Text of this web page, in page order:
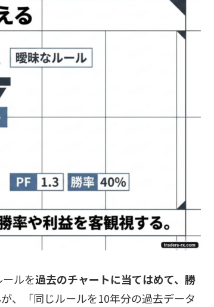
ルを過去のチャートに当てはめて、勝
、「同じルールを10年分の過去データ